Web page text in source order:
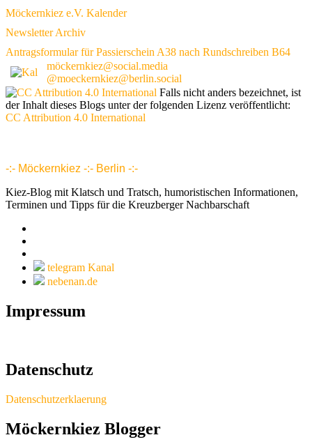
Möckernkiez e.V. Kalender
Newsletter Archiv
Antragsformular für Passierschein A38 nach Rundschreiben B64
möckernkiez@social.media
@moeckernkiez@berlin.social
Falls nicht anders bezeichnet, ist
der Inhalt dieses Blogs unter der folgenden Lizenz veröffentlicht:
CC Attribution 4.0 International
-:- Möckernkiez -:- Berlin -:-
Kiez-Blog mit Klatsch und Tratsch, humoristischen Informationen,
Terminen und Tipps für die Kreuzberger Nachbarschaft
telegram Kanal
nebenan.de
Impressum
Datenschutz
Datenschutzerklaerung
Möckernkiez Blogger